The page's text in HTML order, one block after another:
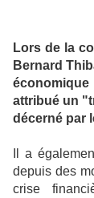
Lors de la
Bernard
attribué un
décerné par
Il a
depuis des
crise